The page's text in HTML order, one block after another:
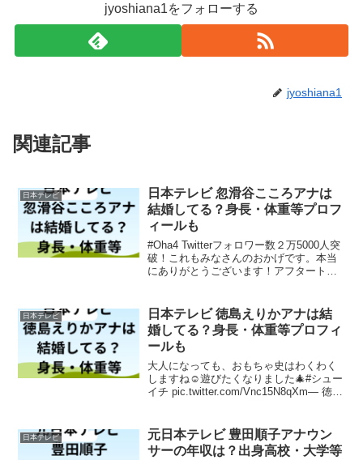
jyoshiana1をフォローする
jyoshiana1
関連記事
日本テレビ
日本テレビ 忽滑谷こころアナは
結婚してる？身長・体重等プロフ
ィールも
#Oha4 Twitterフォロワー数２万5000人突
破！これもみなさんのおかげです。本当
にありがとうございます！アフタートー
忽滑谷こころ #目指せ３万人！#米澤か
お...
日本テレビ
日本テレビ 徳島えりかアナは結
婚してる？身長・体重等プロフィ
ールも
大人になっても、おもちゃ史はわくわく
しますね☺️遊びたくなりました🎄#シュー
イチ pic.twitter.com/Vnc15N8qXm— 徳島
日本テレビ
元日本テレビ 豊田順子アナウン
サーの年収は？出身高校・大学等